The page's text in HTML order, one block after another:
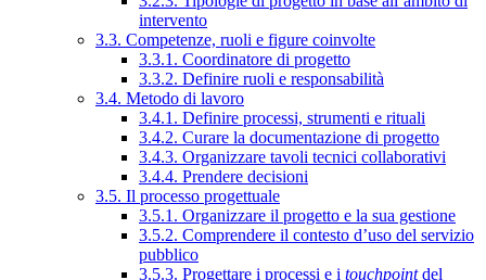
intervento
3.3. Competenze, ruoli e figure coinvolte
3.3.1. Coordinatore di progetto
3.3.2. Definire ruoli e responsabilità
3.4. Metodo di lavoro
3.4.1. Definire processi, strumenti e rituali
3.4.2. Curare la documentazione di progetto
3.4.3. Organizzare tavoli tecnici collaborativi
3.4.4. Prendere decisioni
3.5. Il processo progettuale
3.5.1. Organizzare il progetto e la sua gestione
3.5.2. Comprendere il contesto d’uso del servizio
pubblico
3.5.3. Progettare i processi e i touchpointdel